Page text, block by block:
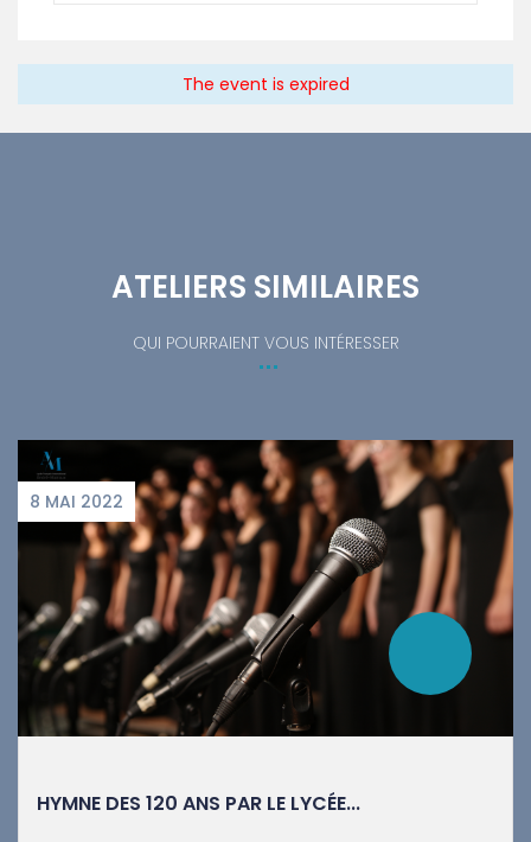
The event is expired
ATELIERS SIMILAIRES
QUI POURRAIENT VOUS INTÉRESSER
8 MAI 2022
HYMNE DES 120 ANS PAR LE LYCÉE...